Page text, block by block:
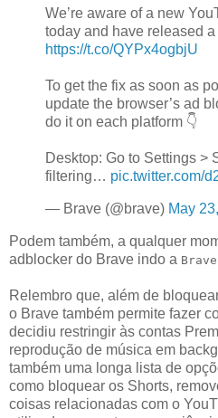
We’re aware of a new
today and have released a
https://t.co/QYPx4ogbjU
To get the fix as soon as
update the browser’s ad
do it on each platform 👇
Desktop: Go to Settings >
filtering… pic.twitter.com/
— Brave (@brave) May
Podem também, a qualquer
adblocker do Brave indo a
Relembro que, além de
o Brave também permite fazer
decidiu restringir às contas
reprodução de música em
também uma longa lista de
como bloquear os Shorts,
coisas relacionadas com o